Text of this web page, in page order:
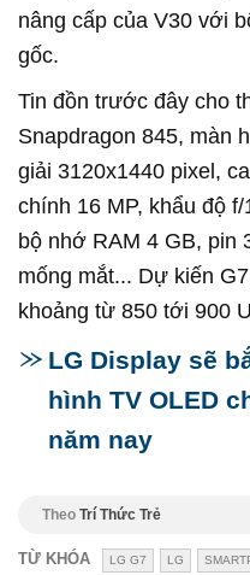
nâng cấp của V30 với
gốc.
Tin đồn trước đây cho
Snapdragon 845, màn
giải 3120x1440 pixel,
chính 16 MP, khẩu độ
bộ nhớ RAM 4 GB, pin
mống mắt... Dự kiến
khoảng từ 850 tới 900
LG Display sẽ
hình TV OLED
năm nay
Theo Trí Thức Trẻ
TỪ KHÓA LG G7 LG